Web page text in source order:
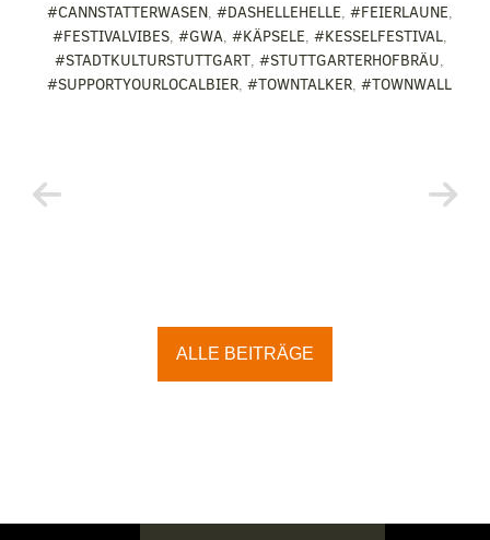
#CANNSTATTERWASEN, #DASHELLEHELLE, #FEIERLAUNE,
#FESTIVALVIBES, #GWA, #KÄPSELE, #KESSELFESTIVAL,
#STADTKULTURSTUTTGART,#STUTTGARTERHOFBRÄU,
#SUPPORTYOURLOCALBIER,#TOWNTALKER,#TOWNWALL
ALLE BEITRÄGE